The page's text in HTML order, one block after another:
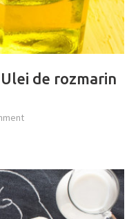
de rozmarin